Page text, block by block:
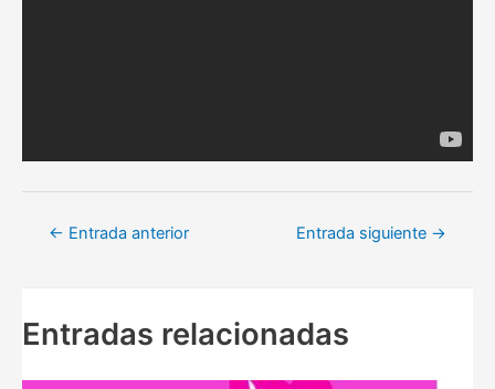
Navegación
← Entrada anterior Entrada siguiente →
Entradas relacionadas